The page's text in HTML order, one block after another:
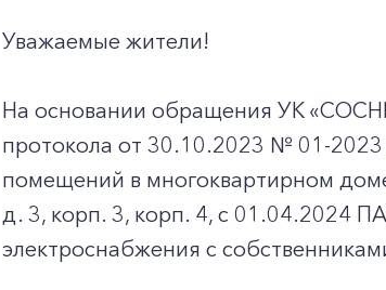
Уважаемые жители!
На основании обращения УК
протокола от 30.10.2023 № 01-
помещений в многоквартирном
д. 3, корп. 3, корп. 4, с 01.04.2024
электроснабжения с